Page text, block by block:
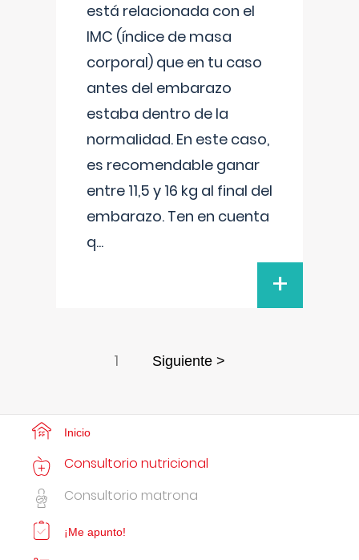
está relacionada con el
IMC (índice de masa
corporal) que en tu caso
antes del embarazo
estaba dentro de la
normalidad. En este caso,
es recomendable ganar
entre 11,5 y 16 kg al final del
embarazo. Ten en cuenta
q...
+
1 Siguiente >
Inicio
Consultorio nutricional
Consultorio matrona
¡Me apunto!